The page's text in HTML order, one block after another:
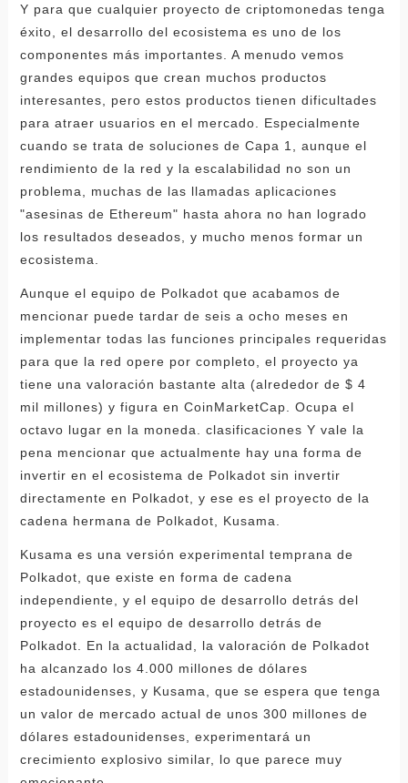
Y para que cualquier proyecto de criptomonedas tenga
éxito, el desarrollo del ecosistema es uno de los
componentes más importantes. A menudo vemos
grandes equipos que crean muchos productos
interesantes, pero estos productos tienen dificultades
para atraer usuarios en el mercado. Especialmente
cuando se trata de soluciones de Capa 1, aunque el
rendimiento de la red y la escalabilidad no son un
problema, muchas de las llamadas aplicaciones
"asesinas de Ethereum" hasta ahora no han logrado
los resultados deseados, y mucho menos formar un
ecosistema.
Aunque el equipo de Polkadot que acabamos de
mencionar puede tardar de seis a ocho meses en
implementar todas las funciones principales requeridas
para que la red opere por completo, el proyecto ya
tiene una valoración bastante alta (alrededor de $ 4
mil millones) y figura en CoinMarketCap. Ocupa el
octavo lugar en la moneda. clasificaciones Y vale la
pena mencionar que actualmente hay una forma de
invertir en el ecosistema de Polkadot sin invertir
directamente en Polkadot, y ese es el proyecto de la
cadena hermana de Polkadot, Kusama.
Kusama es una versión experimental temprana de
Polkadot, que existe en forma de cadena
independiente, y el equipo de desarrollo detrás del
proyecto es el equipo de desarrollo detrás de
Polkadot. En la actualidad, la valoración de Polkadot
ha alcanzado los 4.000 millones de dólares
estadounidenses, y Kusama, que se espera que tenga
un valor de mercado actual de unos 300 millones de
dólares estadounidenses, experimentará un
crecimiento explosivo similar, lo que parece muy